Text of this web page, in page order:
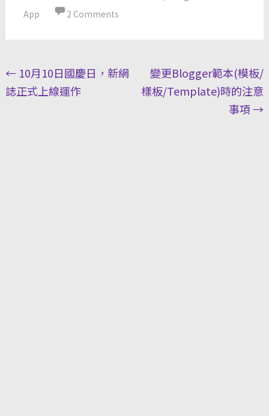
App
2 Comments
Post
navigation
←10月10日國慶日，新網
誌正式上線運作
變更Blogger範本(模板/
樣板/Template)時的注意
事項→